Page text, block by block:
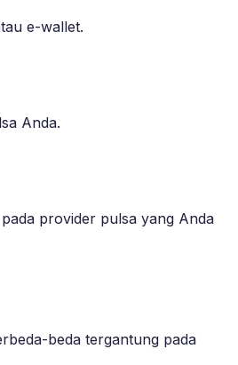
e-wallet.
Anda.
provider pulsa yang Anda
beda tergantung pada